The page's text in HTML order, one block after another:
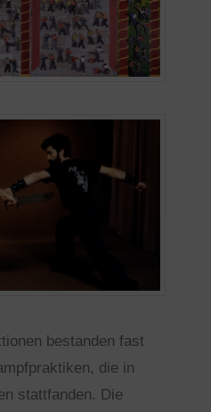
bestanden fast
die in
stattfanden. Die